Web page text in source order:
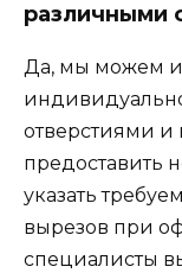
различными
Да, мы можем
отверстиями и
предоставить
указать
вырезов при
специалисты